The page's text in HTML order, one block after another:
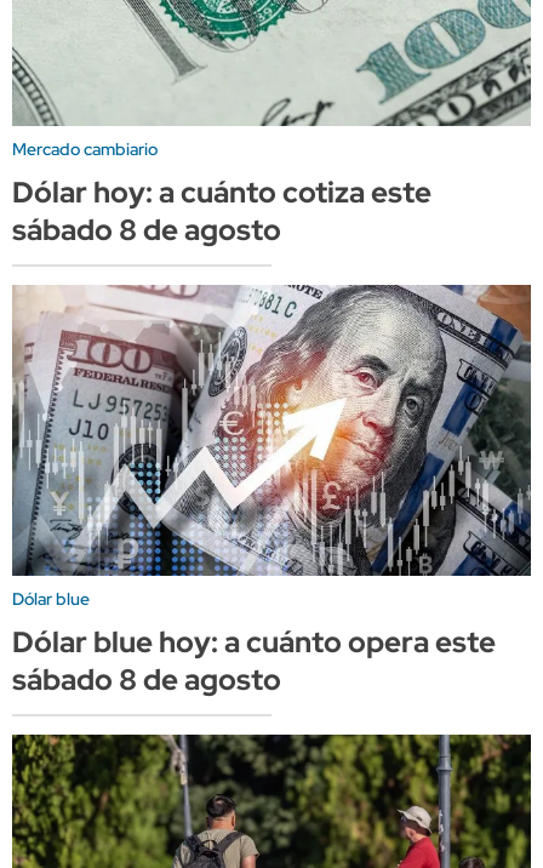
Mercado cambiario
Dólar hoy: a cuánto cotiza este
sábado 8 de agosto
Dólar blue
Dólar blue hoy: a cuánto opera este
sábado 8 de agosto